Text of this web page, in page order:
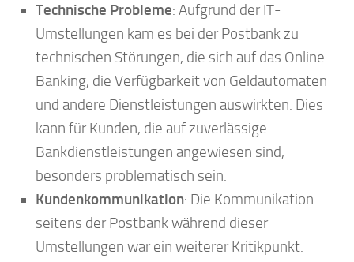
Technische Probleme: Aufgrund der IT-
Umstellungen kam es bei der Postbank zu
technischen Störungen, die sich auf das Online-
Banking, die Verfügbarkeit von Geldautomaten
und andere Dienstleistungen auswirkten. Dies
kann für Kunden, die auf zuverlässige
Bankdienstleistungen angewiesen sind,
besonders problematisch sein.
Kundenkommunikation: Die Kommunikation
seitens der Postbank während dieser
Umstellungen war ein weiterer Kritikpunkt.